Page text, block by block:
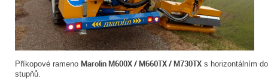
Příkopové rameno Marolin M600X / M660TX / M730TX s horizontálním
stupňů.